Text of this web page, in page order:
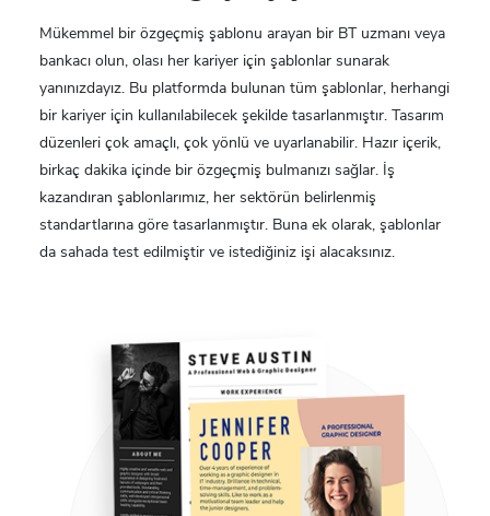
Mükemmel bir özgeçmiş şablonu arayan bir BT uzmanı veya
bankacı olun, olası her kariyer için şablonlar sunarak
yanınızdayız. Bu platformda bulunan tüm şablonlar, herhangi
bir kariyer için kullanılabilecek şekilde tasarlanmıştır. Tasarım
düzenleri çok amaçlı, çok yönlü ve uyarlanabilir. Hazır içerik,
birkaç dakika içinde bir özgeçmiş bulmanızı sağlar. İş
kazandıran şablonlarımız, her sektörün belirlenmiş
standartlarına göre tasarlanmıştır. Buna ek olarak, şablonlar
da sahada test edilmiştir ve istediğiniz işi alacaksınız.